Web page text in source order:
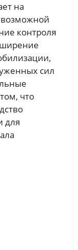
на
возможной
контроля
сил
что
для